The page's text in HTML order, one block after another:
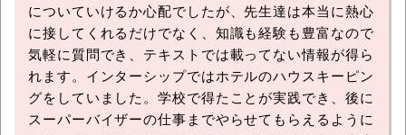
についていけるか心配でしたが、先生達は本当に熱心
に接してくれるだけでなく、知識も経験も豊富なので
気軽に質問でき、テキストでは載ってない情報が得ら
れます。インターシップではホテルのハウスキーピン
グをしていました。学校で得たことが実践でき、後に
スーパーバイザーの仕事までやらせてもらえるように